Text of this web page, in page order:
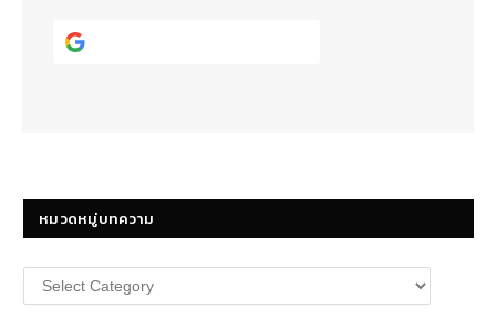
หมวดหมู่บทความ
หมวด
หมู่